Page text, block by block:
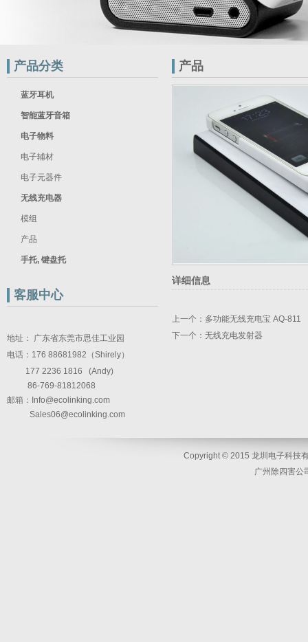
产品分类
蓝牙耳机
智能蓝牙音箱
电子物料
电子辅材
电子元器件
无线充电器
模组
产品
手托, 键盘托
客服中心
地址： 广东省东莞市思佳工业园
电话：176 88681982（Shirely）
177 2236 1816 (Andy)
86-769-81812068
邮箱： Info@ecolinking.com
Sales06@ecolinking.com
产品
详细信息
上一个： 多功能无线充电宝 AQ-811
下一个： 无线充电发射器
Copyright © 2015 龙圳电子科技
广州除四害公